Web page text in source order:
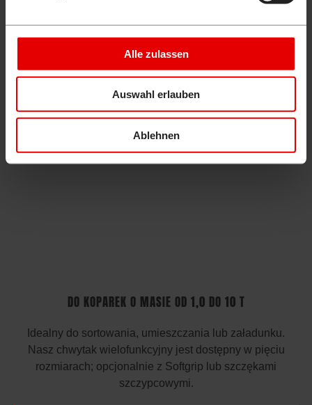
Alle zulassen
Auswahl erlauben
Ablehnen
CHWYTAKI WIELOFUNKCYJNE
DO KOPAREK O MASIE OD 1,0 DO 10 T
Idealny do sortowania, umieszczania lub załadunku.
Nasz chwytak wielofunkcyjny jest dostępny w pięciu
rozmiarach; opcjonalnie z Softgrip lub szczękami
szczypcowymi.